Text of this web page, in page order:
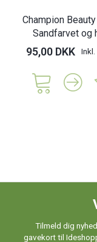
Champion
Sandfarvet og
95,00 DKK
Tilmeld dig
gavekort til